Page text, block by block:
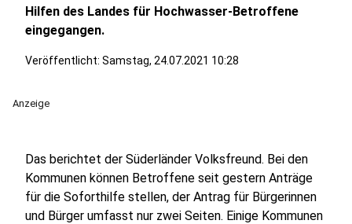
Hilfen des Landes für Hochwasser-Betroffene
eingegangen.
Veröffentlicht: Samstag, 24.07.2021 10:28
Anzeige
Das berichtet der Süderländer Volksfreund. Bei den
Kommunen können Betroffene seit gestern Anträge
für die Soforthilfe stellen, der Antrag für Bürgerinnen
und Bürger umfasst nur zwei Seiten. Einige Kommunen